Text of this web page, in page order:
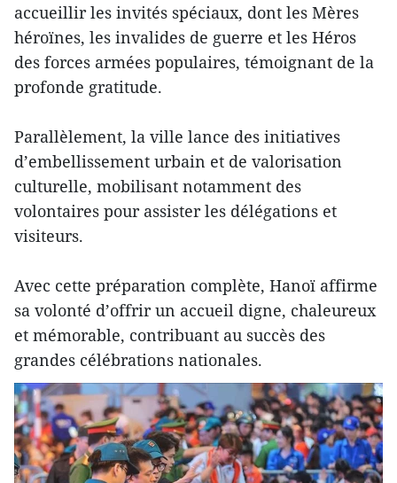
accueillir les invités spéciaux, dont les Mères
héroïnes, les invalides de guerre et les Héros
des forces armées populaires, témoignant de la
profonde gratitude.
Parallèlement, la ville lance des initiatives
d’embellissement urbain et de valorisation
culturelle, mobilisant notamment des
volontaires pour assister les délégations et
visiteurs.
Avec cette préparation complète, Hanoï affirme
sa volonté d’offrir un accueil digne, chaleureux
et mémorable, contribuant au succès des
grandes célébrations nationales.